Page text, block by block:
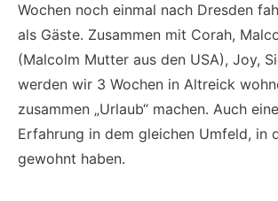
Wochen noch einmal nach Dresden
als Gäste. Zusammen mit Corah,
(Malcolm Mutter aus den USA), Joy,
werden wir 3 Wochen in Altreick
zusammen „Urlaub“ machen. Auch
Erfahrung in dem gleichen Umfeld, in
gewohnt haben.